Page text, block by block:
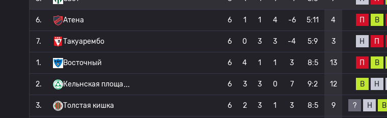
6. Атена 6 1 1 4 -6 5:11 4 П В
7. Такуарембо 6 0 3 3 -4 5:9 3 Н П
1. Восточный 6 4 1 1 3 8:5 13 П В
2. Кельнская площа 6 3 3 0 7 9:2 12 В Н
3. Толстая кишка 6 2 3 1 3 8:5 9 ? Н В